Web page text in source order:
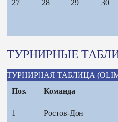
27 28 29 30
ТУРНИРНЫЕ
ТУРНИРНАЯ ТАБЛИЦА
Поз.
Команда
1 Ростов-Дон